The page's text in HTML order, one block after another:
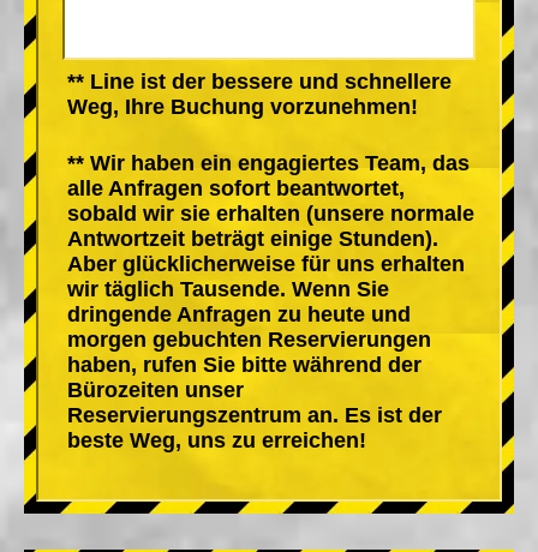
** Line ist der bessere und schnellere
Weg, Ihre Buchung vorzunehmen!
** Wir haben ein engagiertes Team, das
alle Anfragen sofort beantwortet,
sobald wir sie erhalten (unsere normale
Antwortzeit beträgt einige Stunden).
Aber glücklicherweise für uns erhalten
wir täglich Tausende. Wenn Sie
dringende Anfragen zu heute und
morgen gebuchten Reservierungen
haben, rufen Sie bitte während der
Bürozeiten unser
Reservierungszentrum an. Es ist der
beste Weg, uns zu erreichen!